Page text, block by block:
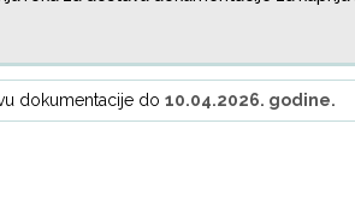
dokumentacije do 10.04.2026. godine.